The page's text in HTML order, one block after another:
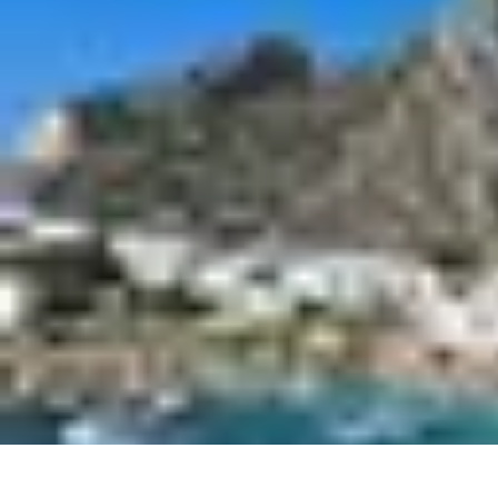
Budget et ÉconomieConseils de Voyage Technologie
Voyager Lointain